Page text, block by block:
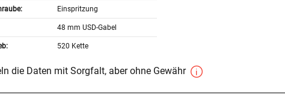
Einspritzung
48 mm USD-Gabel
520 Kette
die Daten mit Sorgfalt, aber ohne Gewähr